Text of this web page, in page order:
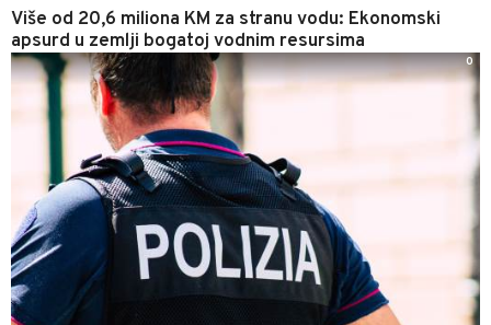
Više od 20,6 miliona KM za stranu vodu: Ekonomski
apsurd u zemlji bogatoj vodnim resursima
0